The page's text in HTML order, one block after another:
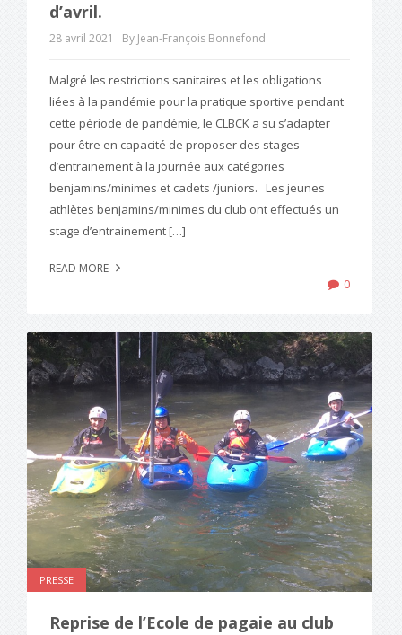
d’avril.
28 avril 2021 By Jean-François Bonnefond
Malgré les restrictions sanitaires et les obligations
liées à la pandémie pour la pratique sportive pendant
cette pèriode de pandémie, le CLBCK a su s’adapter
pour être en capacité de proposer des stages
d’entrainement à la journée aux catégories
benjamins/minimes et cadets /juniors. Les jeunes
athlètes benjamins/minimes du club ont effectués un
stage d’entrainement […]
READ MORE
0
PRESSE
Reprise de l’Ecole de pagaie au club